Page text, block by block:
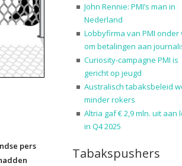
pers
John Rennie: PMI’s man in
Nederland
Lobbyfirma van PMI onder
om betalingen aan
Curiosity-campagne PMI is
gericht op jeugd
Australisch tabaksbeleid
minder rokers
Altria gaf € 2,9 mln. uit aan
in Q4 2025
Tabakspushers